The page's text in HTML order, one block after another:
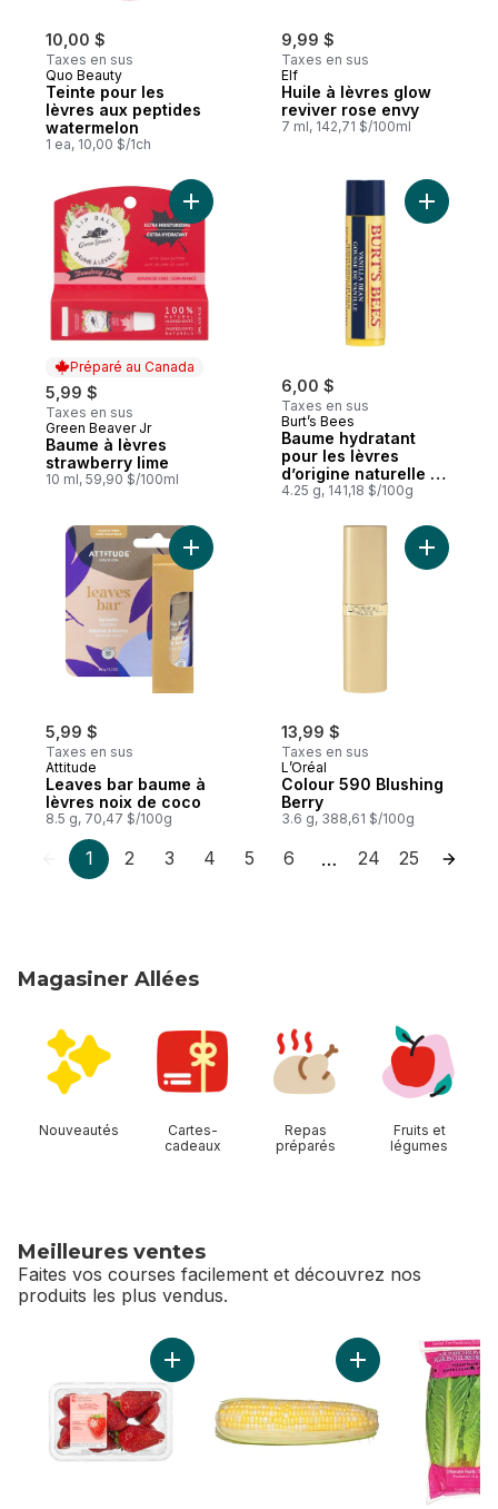
10,00 $
Taxes en sus
Quo Beauty
Teinte pour les
lèvres aux peptides
watermelon
1 ea, 10,00 $/1ch
9,99 $
Taxes en sus
Elf
Huile à lèvres glow
reviver rose envy
7 ml, 142,71 $/100ml
Préparé au Canada
5,99 $
Taxes en sus
Préparé au Canada
Green Beaver Jr
Baume à lèvres
strawberry lime
10 ml, 59,90 $/100ml
Ajouter Baume à lèvres strawberry lime
6,00 $
Taxes en sus
Burt’s Bees
Baume hydratant
pour les lèvres
d’origine naturelle à
100 % à la gousse
4.25 g, 141,18 $/100g
Ajouter
5,99 $
Taxes en sus
Attitude
Leaves bar baume à
lèvres noix de coco
8.5 g, 70,47 $/100g
Ajouter Leaves bar baume à lèvres noix
13,99 $
Taxes en sus
L’Oréal
Colour 590 Blushing
Berry
3.6 g, 388,61 $/100g
Ajouter
1 2 3 4 5 6 … 24 25
Magasiner Allées
Nouveautés
Cartes-
cadeaux
Repas
préparés
Fruits et
légumes
Meilleures ventes
Faites vos courses facilement et découvrez nos
produits les plus vendus.
sauter Meilleures ventes
Ajouter Fraises d’Ontario cultivées en serre
Ajouter Maïs deux